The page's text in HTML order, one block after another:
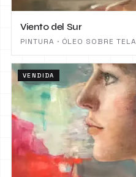
Viento del Sur
PINTURA · ÓLEO SOBRE TELA
VENDIDA